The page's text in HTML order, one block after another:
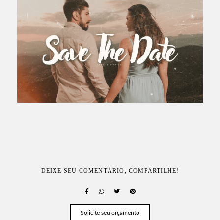
DEIXE SEU COMENTÁRIO, COMPARTILHE!
Solicite seu orçamento